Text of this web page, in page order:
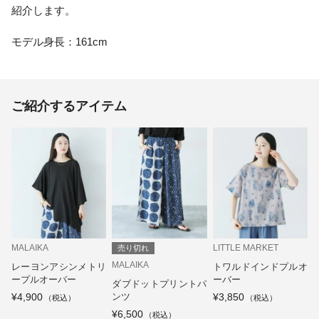
紹介します。
モデル身長：161cm
ご紹介するアイテム
MALAIKA
レーヨンアシンメトリ
ープルオーバー
¥4,900
売り切れ
MALAIKA
ダブドットプリントパ
ンツ
¥6,500
LITTLE MARKET
トワルドインドプルオ
ーバー
¥3,850